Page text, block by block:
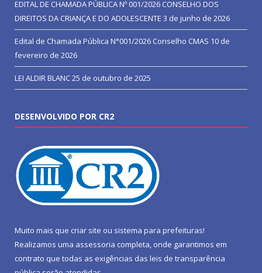
EDITAL DE CHAMADA PÚBLICA Nº 001/2026 CONSELHO DOS
DIREITOS DA CRIANÇA E DO ADOLESCENTE 3 de junho de 2026
Edital de Chamada Pública N°001/2026 Conselho CMAS 10 de
fevereiro de 2026
LEI ALDIR BLANC25 de outubro de 2025
DESENVOLVIDO POR CR2
Muito mais que criar site ou sistema para prefeituras!
Realizamos uma assessoria completa, onde garantimos em
contrato que todas as exigências das leis de transparência